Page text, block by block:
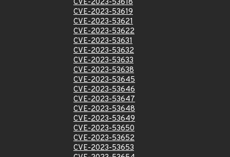
CVE-2023-53618
CVE-2023-53619
CVE-2023-53621
CVE-2023-53622
CVE-2023-53631
CVE-2023-53632
CVE-2023-53633
CVE-2023-53638
CVE-2023-53645
CVE-2023-53646
CVE-2023-53647
CVE-2023-53648
CVE-2023-53649
CVE-2023-53650
CVE-2023-53652
CVE-2023-53653